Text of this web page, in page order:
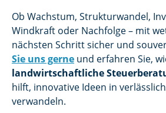
Ob Wachstum, Strukturwandel,
Windkraft oder Nachfolge – mit
nächsten Schritt sicher und
Sie uns gerne und erfahren Sie,
landwirtschaftliche
hilft, innovative Ideen in
verwandeln.